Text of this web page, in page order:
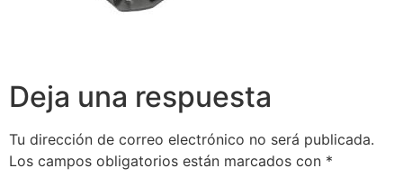
Deja una respuesta
Tu dirección de correo electrónico no será publicada.
Los campos obligatorios están marcados con *